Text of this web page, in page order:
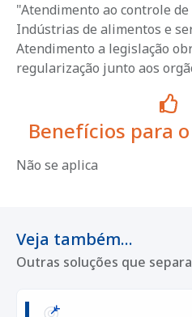
"Atendimento ao controle
Indústrias de alimentos e
Atendimento a legislação
regularização junto aos
Benefícios para o
Não se aplica
Veja também...
Outras soluções que